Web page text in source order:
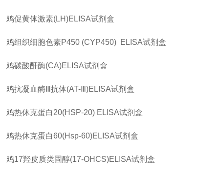
鸡促黄体激素(LH)ELISA试剂盒
鸡组织细胞色素P450 (CYP450) ELISA试剂盒
鸡碳酸酐酶(CA)ELISA试剂盒
鸡抗凝血酶 Ⅲ抗体(AT-Ⅲ)ELISA试剂盒
鸡热休克蛋白20(HSP-20) ELISA试剂盒
鸡热休克蛋白60(Hsp-60)ELISA试剂盒
鸡17羟皮质类固醇(17-OHCS)ELISA试剂盒